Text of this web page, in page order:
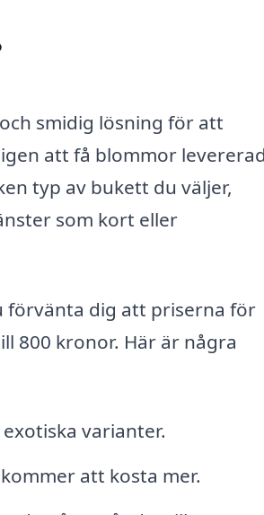
smidig lösning för att
att få blommor
typ av bukett du väljer,
som kort eller
förvänta dig att priserna för
800 kronor. Här är några
varianter.
att kosta mer.